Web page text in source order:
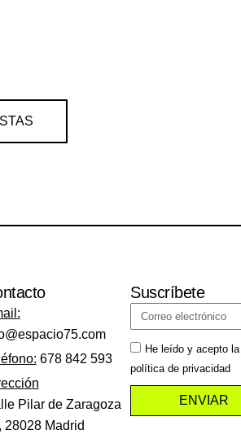
678 842 593
Pilar de Zaragoza
28028 Madrid
Suscríbete
He leído y acepto la
política de privacidad
ENVIAR